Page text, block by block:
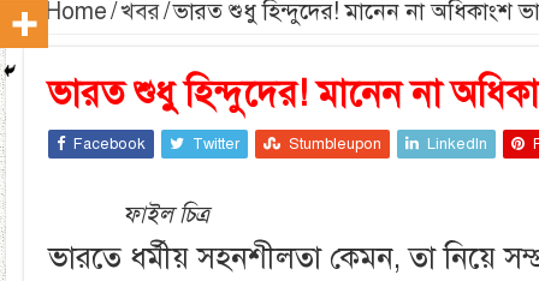
Home/খবর/ভারত শুধু হিন্দুদের! মানেন না অধিকাংশ
ভারত শুধু হিন্দুদের! মানেন না
Facebook Twitter Stumbleupon LinkedIn
ফাইল চিত্র
ভারতে ধর্মীয় সহনশীলতা কেমন, তা নিয়ে